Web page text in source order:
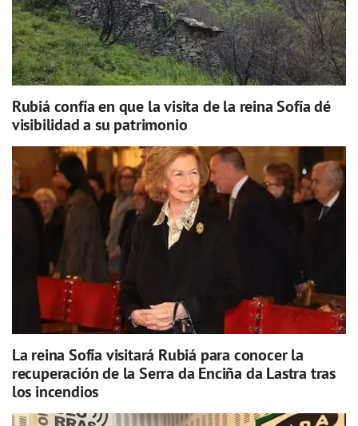
Rubiá confía en que la visita de la reina Sofía dé
visibilidad a su patrimonio
La reina Sofía visitará Rubiá para conocer la
recuperación de la Serra da Enciña da Lastra tras
los incendios